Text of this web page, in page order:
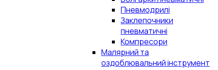
Пневмодрилі
Заклепочники
пневматичні
Компресори
Малярний та
оздоблювальний інструмент